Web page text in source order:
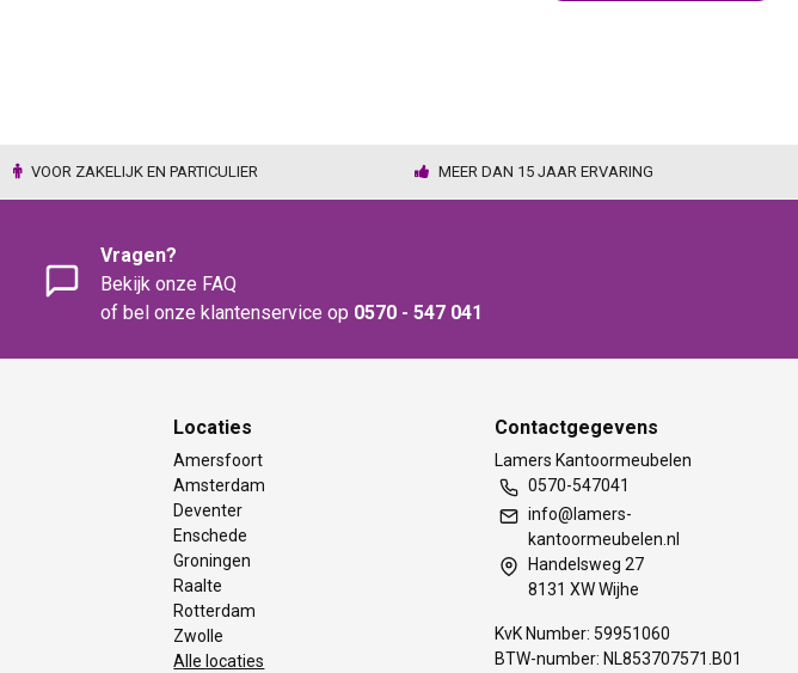
VOOR ZAKELIJK EN PARTICULIER MEER DAN 15 JAAR ERVARING
Vragen?
Bekijk onze FAQ
of bel onze klantenservice op 0570 - 547 041
Locaties
Amersfoort
Amsterdam
Deventer
Enschede
Groningen
Raalte
Rotterdam
Zwolle
Alle locaties
Contactgegevens
Lamers Kantoormeubelen
0570-547041
info@lamers-
kantoormeubelen.nl
Handelsweg 27
8131 XW Wijhe
KvK Number: 59951060
BTW-number: NL853707571.B01